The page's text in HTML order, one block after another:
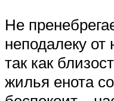
Не
неподалеку от
так как
жилья енота